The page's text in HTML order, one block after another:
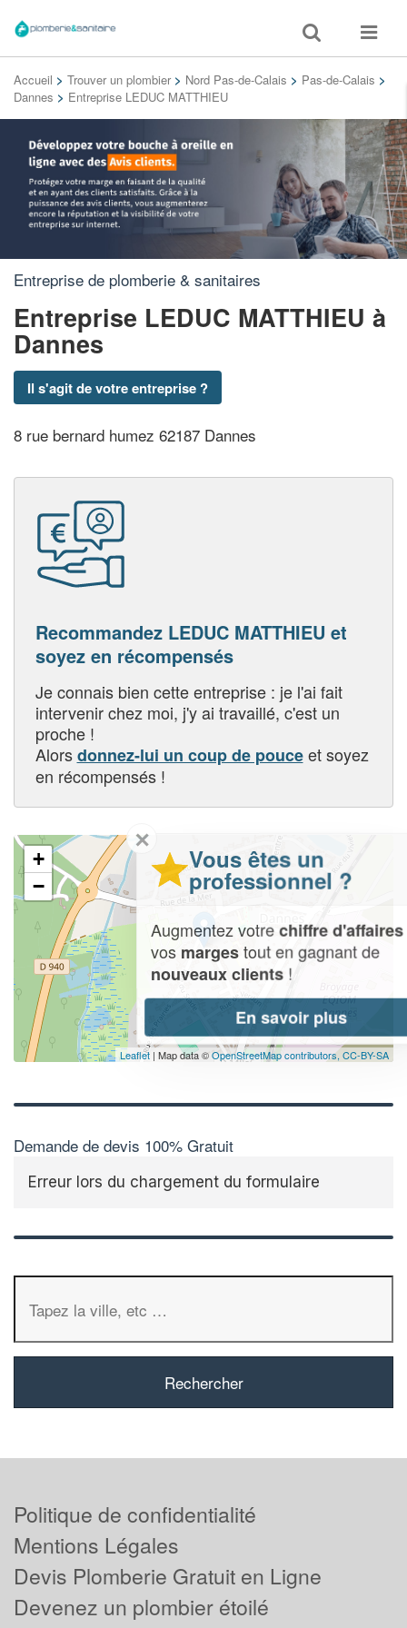
Toggle
search
Toggle
Accueil > Trouver un plombier > Nord Pas-de-Calais > Pas-de-Calais >
Dannes > Entreprise LEDUC MATTHIEU
Entreprise de plomberie & sanitaires
Entreprise LEDUC MATTHIEU à
Dannes
Il s'agit de votre entreprise ?
8 rue bernard humez 62187 Dannes
Recommandez LEDUC MATTHIEU et
soyez en récompensés
Je connais bien cette entreprise : je l'ai fait
intervenir chez moi, j'y ai travaillé, c'est un
proche !
Alorsdonnez-lui un coup de pouceet soyez
en récompensés !
+
−
Leaflet | Map data ©OpenStreetMap contributors, CC-BY-SA
Demande de devis 100% Gratuit
Erreur lors du chargement du formulaire
✕
Vous êtes un
professionnel ?
Augmentez votrechiffre d'affaireset
vos
margestout en gagnant de
nouveaux clients!
En savoir plus
Politique de confidentialité
Mentions Légales
Devis Plomberie Gratuit en Ligne
Devenez un plombier étoilé